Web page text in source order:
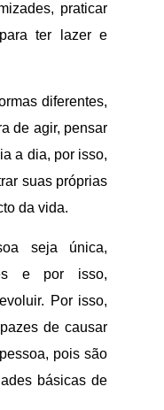
praticar
ter lazer e
diferentes,
de agir, pensar
a dia, por isso,
suas próprias
da vida.
seja única,
e por isso,
Por isso,
de causar
pois são
básicas de